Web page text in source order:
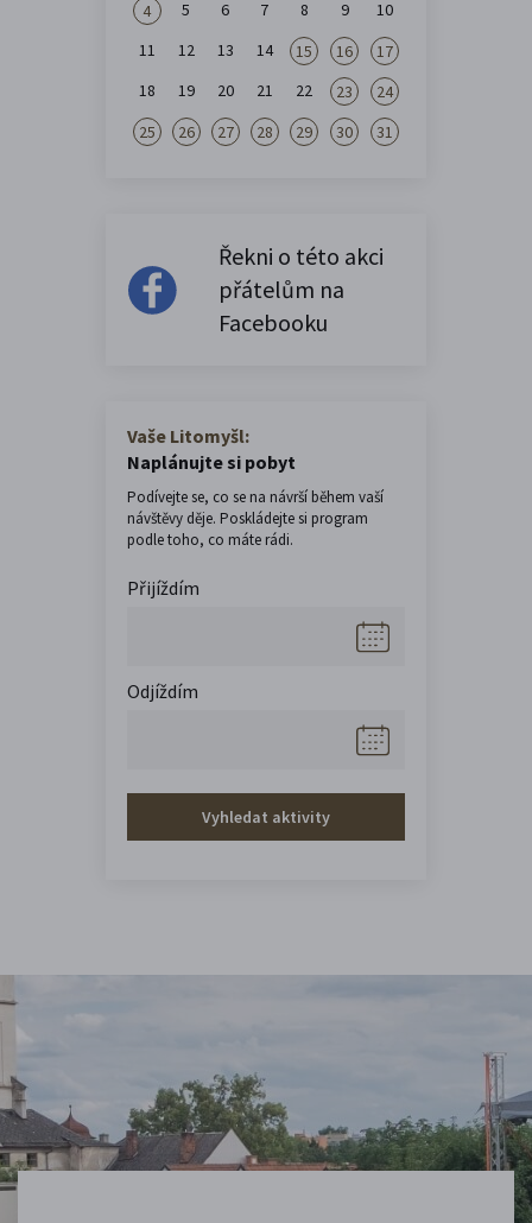
4 5 6 7 8 9
10
11
12 13 14 15 16
17
18
19 20 21 22 23
24
25
26 27 28 29 30 31
Řekni o této akci
přátelům na
Facebooku
Vaše Litomyšl:
Naplánujte si pobyt
Podívejte se, co se na návrší během vaší
návštěvy děje. Poskládejte si program
podle toho, co máte rádi.
Přijíždím
Odjíždím
Vyhledat aktivity